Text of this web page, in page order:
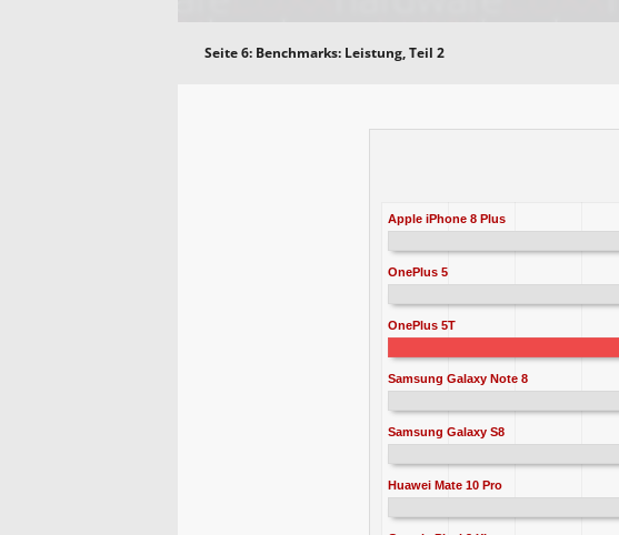
Seite 6: Benchmarks: Leistung, Teil 2
Apple iPhone 8 Plus
OnePlus 5
OnePlus 5T
Samsung Galaxy Note 8
Samsung Galaxy S8
Huawei Mate 10 Pro